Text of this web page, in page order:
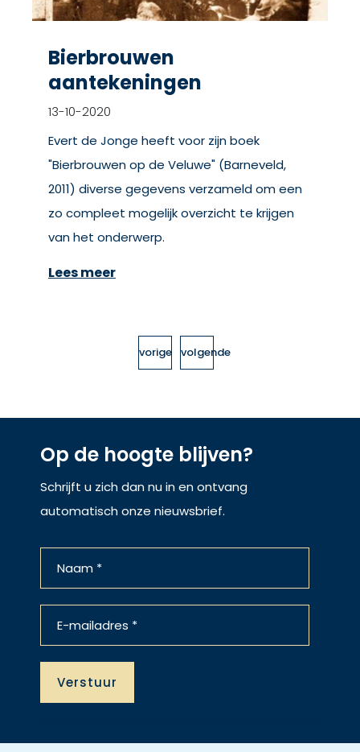
Bierbrouwen
aantekeningen
13-10-2020
Evert de Jonge heeft voor zijn boek
"Bierbrouwen op de Veluwe" (Barneveld,
2011) diverse gegevens verzameld om een
zo compleet mogelijk overzicht te krijgen
van het onderwerp.
Lees meer
vorige volgende
Op de hoogte blijven?
Schrijft u zich dan nu in en ontvang
automatisch onze nieuwsbrief.